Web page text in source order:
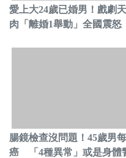
愛上大24歲已婚男！戲劇
肉「離婚1舉動」全國震怒
腸鏡檢查沒問題！45歲男
癌 「4種異常」或是身體